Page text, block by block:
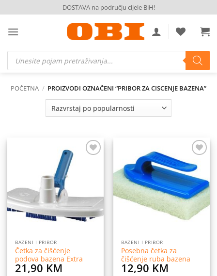
to
content
DOSTAVA na području cijele BiH!
Products
search
POČETNA / PROIZVODI OZNAČENI “PRIBOR ZA CISCENJE BAZENA”
BAZENI I PRIBOR
Četka za čišćenje
podova bazena Extra
21,90 KM
Dodaj
na
listu
želja
BAZENI I PRIBOR
Posebna četka za
čišćenje ruba bazena
12,90 KM